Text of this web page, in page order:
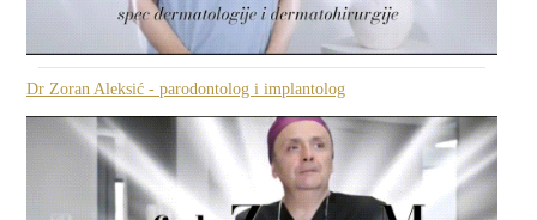
Dr Zoran Aleksić - parodontolog i implantolog